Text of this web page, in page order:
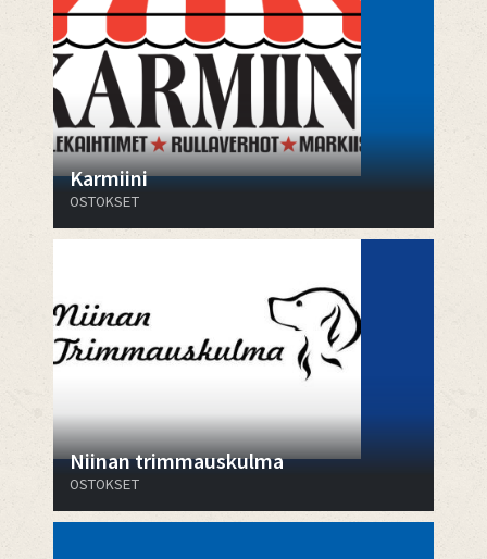
Karmiini
OSTOKSET
Niinan trimmauskulma
OSTOKSET